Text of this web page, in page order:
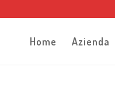
Home Azienda